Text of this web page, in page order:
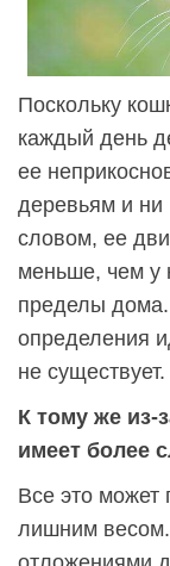
Поскольку
каждый день
ее
деревьям и ни
словом, ее
меньше, чем у
пределы
определения
не существует.
К тому же из-
имеет более
Все это может
лишним